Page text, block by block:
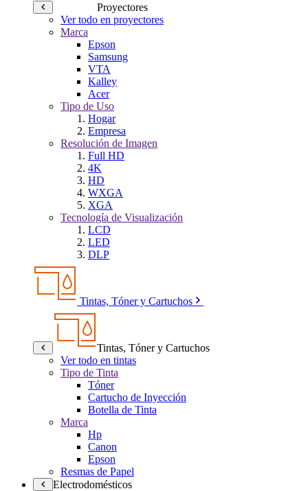
Proyectores
Ver todo en proyectores
Marca
Epson
Samsung
VTA
Kalley
Acer
Tipo de Uso
Hogar
Empresa
Resolución de Imagen
Full HD
4K
HD
WXGA
XGA
Tecnología de Visualización
LCD
LED
DLP
Tintas, Tóner y Cartuchos
Tintas, Tóner y Cartuchos
Ver todo en tintas
Tipo de Tinta
Tóner
Cartucho de Inyección
Botella de Tinta
Marca
Hp
Canon
Epson
Resmas de Papel
Electrodomésticos